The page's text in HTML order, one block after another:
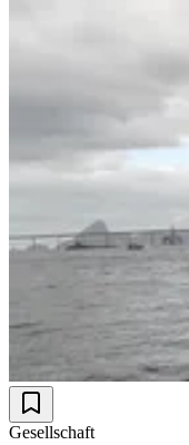
Gesellschaft